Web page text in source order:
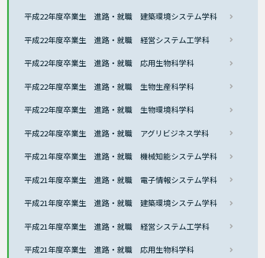
平成22年度卒業生 進路・就職 建築環境システム学科
平成22年度卒業生 進路・就職 経営システム工学科
平成22年度卒業生 進路・就職 応用生物科学科
平成22年度卒業生 進路・就職 生物生産科学科
平成22年度卒業生 進路・就職 生物環境科学科
平成22年度卒業生 進路・就職 アグリビジネス学科
平成21年度卒業生 進路・就職 機械知能システム学科
平成21年度卒業生 進路・就職 電子情報システム学科
平成21年度卒業生 進路・就職 建築環境システム学科
平成21年度卒業生 進路・就職 経営システム工学科
平成21年度卒業生 進路・就職 応用生物科学科